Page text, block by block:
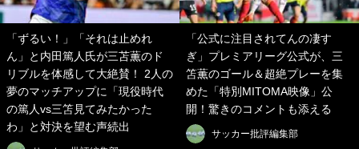
「ずるい！」「それは止めれ
ん」と内田篤人氏が三苫薫のド
リブルを体感して大絶賛！ 2人の
夢のマッチアップに「現役時代
の篤人vs三笘見てみたかった
わ」と対決を望む声続出
「公式に注目されてんの凄す
ぎ」プレミアリーグ公式が、三
笘薫のゴール＆超絶プレーを集
めた「特別MITOMA映像」公
開！驚きのコメントも添える
サッカー批評編集部